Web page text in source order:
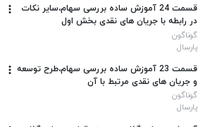
قسمت 24 آموزش ساده بررسی سهام،سایر نکات
در رابطه با جریان های نقدی بخش اول
گوناگون
پارسال
قسمت 23 آموزش ساده بررسی سهام،طرح توسعه
و جریان های نقدی مرتبط با آن
گوناگون
پارسال